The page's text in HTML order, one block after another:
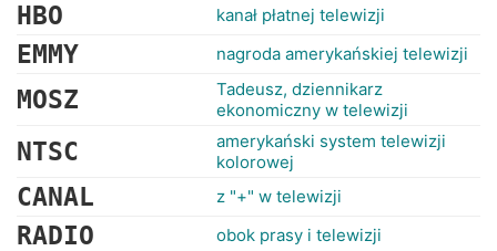
HBO kanał płatnej telewizji
EMMY nagroda amerykańskiej telewizji
MOSZ
Tadeusz, dziennikarz
ekonomiczny w telewizji
NTSC
amerykański system telewizji
kolorowej
CANAL z "+" w telewizji
RADIO obok prasy i telewizji